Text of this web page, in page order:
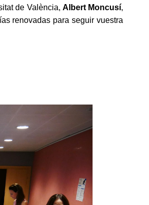
de València, Albert Moncusí,
renovadas para seguir vuestra